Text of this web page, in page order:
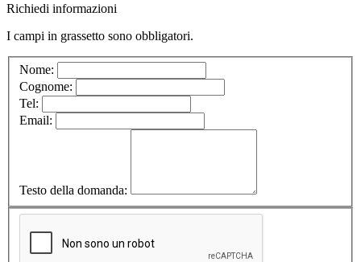
Richiedi informazioni
I campi in grassetto sono obbligatori.
Nome:
Cognome:
Tel:
Email:
Testo della domanda: